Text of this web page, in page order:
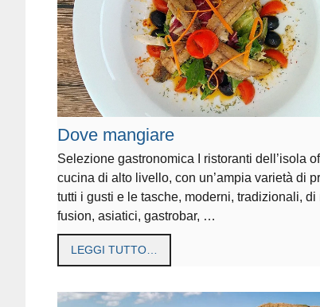
Dove mangiare
Selezione gastronomica I ristoranti dell’isola
cucina di alto livello, con un’ampia varietà di
tutti i gusti e le tasche, moderni, tradizionali, di
fusion, asiatici, gastrobar, …
LEGGI TUTTO…